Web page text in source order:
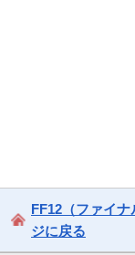
FF12（ファイ
ジに戻る